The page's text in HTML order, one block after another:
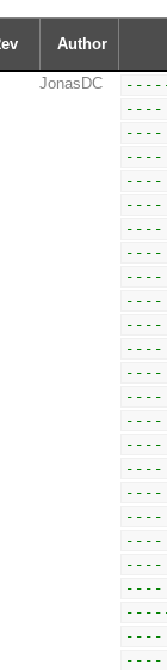
Author
JonasDC
----
----
----
----
----
----
----
----
----
----
----